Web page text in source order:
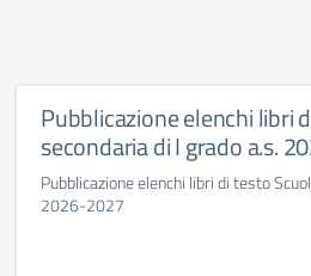
Pubblicazione elenchi libri
secondaria di I grado a.s.
Pubblicazione elenchi libri di testo
2026-2027